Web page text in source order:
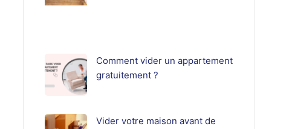
Comment vider un appartement
gratuitement ?
Vider votre maison avant de